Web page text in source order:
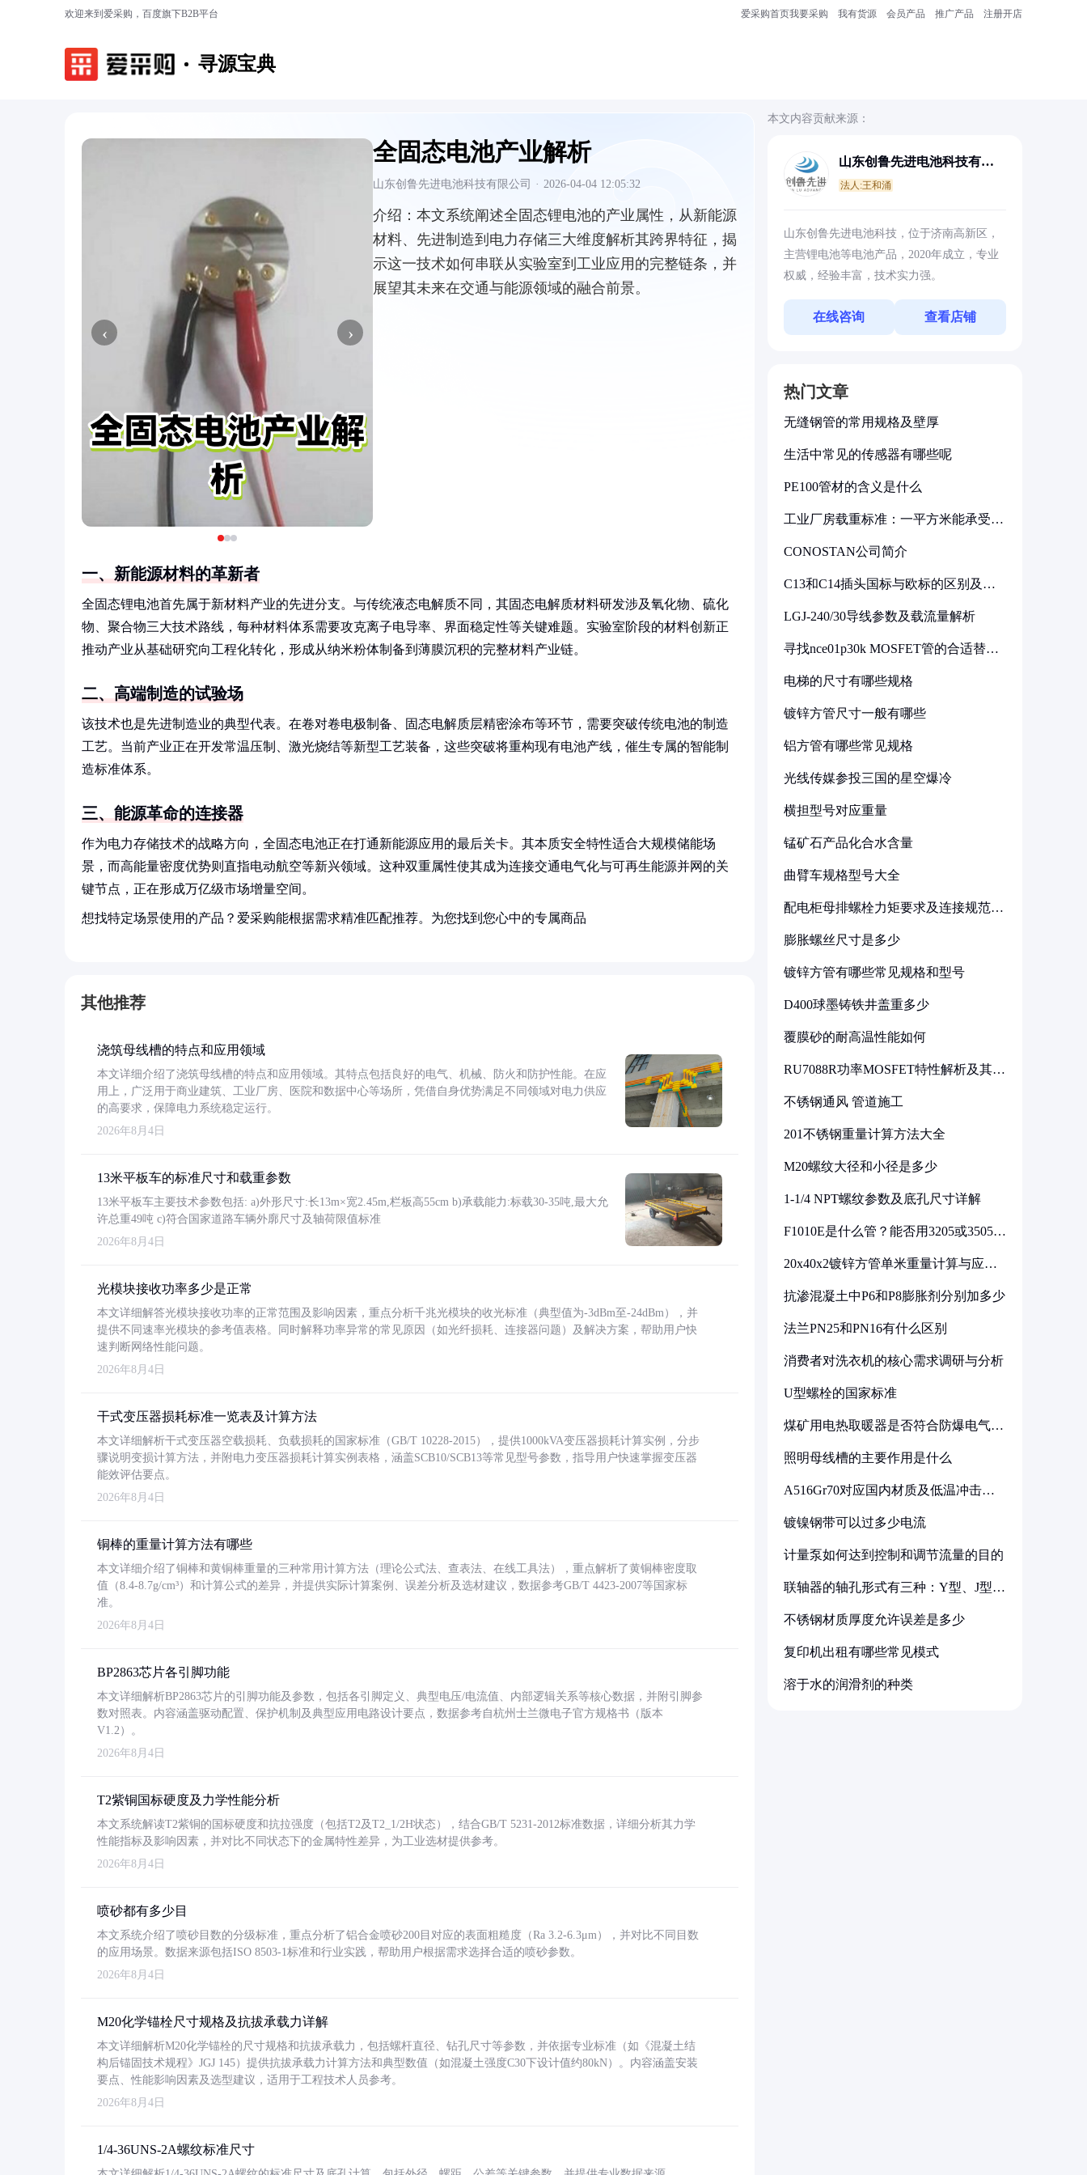
欢迎来到爱采购，百度旗下B2B平台 爱采购首页我要采购 我有货源 会员产品 推广产品 注册开店
寻源宝典
‹ ›
全固态电池产业解析
山东创鲁先进电池科技有限公司 · 2026-04-04 12:05:32
介绍： 本文系统阐述全固态锂电池的产业属性，从新能源
材料、先进制造到电力存储三大维度解析其跨界特征，揭
示这一技术如何串联从实验室到工业应用的完整链条，并
展望其未来在交通与能源领域的融合前景。
一、新能源材料的革新者
全固态锂电池首先属于新材料产业的先进分支。与传统液态电解质不同，其固态电解质材料研发涉及氧化物、硫化
物、聚合物三大技术路线，每种材料体系需要攻克离子电导率、界面稳定性等关键难题。实验室阶段的材料创新正
推动产业从基础研究向工程化转化，形成从纳米粉体制备到薄膜沉积的完整材料产业链。
二、高端制造的试验场
该技术也是先进制造业的典型代表。在卷对卷电极制备、固态电解质层精密涂布等环节，需要突破传统电池的制造
工艺。当前产业正在开发常温压制、激光烧结等新型工艺装备，这些突破将重构现有电池产线，催生专属的智能制
造标准体系。
三、能源革命的连接器
作为电力存储技术的战略方向，全固态电池正在打通新能源应用的最后关卡。其本质安全特性适合大规模储能场
景，而高能量密度优势则直指电动航空等新兴领域。这种双重属性使其成为连接交通电气化与可再生能源并网的关
键节点，正在形成万亿级市场增量空间。
想找特定场景使用的产品？爱采购能根据需求精准匹配推荐。为您找到您心中的专属商品
其他推荐
浇筑母线槽的特点和应用领域
本文详细介绍了浇筑母线槽的特点和应用领域。其特点包括良好的电气、机械、防火和防护性能。在应
用上，广泛用于商业建筑、工业厂房、医院和数据中心等场所，凭借自身优势满足不同领域对电力供应
的高要求，保障电力系统稳定运行。
2026年8月4日
13米平板车的标准尺寸和载重参数
13米平板车主要技术参数包括: a)外形尺寸:长13m×宽2.45m,栏板高55cm b)承载能力:标载30-35吨,最大允
许总重49吨 c)符合国家道路车辆外廓尺寸及轴荷限值标准
2026年8月4日
光模块接收功率多少是正常
本文详细解答光模块接收功率的正常范围及影响因素，重点分析千兆光模块的收光标准（典型值为-3dBm至-24dBm），并
提供不同速率光模块的参考值表格。同时解释功率异常的常见原因（如光纤损耗、连接器问题）及解决方案，帮助用户快
速判断网络性能问题。
2026年8月4日
干式变压器损耗标准一览表及计算方法
本文详细解析干式变压器空载损耗、负载损耗的国家标准（GB/T 10228-2015），提供1000kVA变压器损耗计算实例，分步
骤说明变损计算方法，并附电力变压器损耗计算实例表格，涵盖SCB10/SCB13等常见型号参数，指导用户快速掌握变压器
能效评估要点。
2026年8月4日
铜棒的重量计算方法有哪些
本文详细介绍了铜棒和黄铜棒重量的三种常用计算方法（理论公式法、查表法、在线工具法），重点解析了黄铜棒密度取
值（8.4-8.7g/cm³）和计算公式的差异，并提供实际计算案例、误差分析及选材建议，数据参考GB/T 4423-2007等国家标
准。
2026年8月4日
BP2863芯片各引脚功能
本文详细解析BP2863芯片的引脚功能及参数，包括各引脚定义、典型电压/电流值、内部逻辑关系等核心数据，并附引脚参
数对照表。内容涵盖驱动配置、保护机制及典型应用电路设计要点，数据参考自杭州士兰微电子官方规格书（版本
V1.2）。
2026年8月4日
T2紫铜国标硬度及力学性能分析
本文系统解读T2紫铜的国标硬度和抗拉强度（包括T2及T2_1/2H状态），结合GB/T 5231-2012标准数据，详细分析其力学
性能指标及影响因素，并对比不同状态下的金属特性差异，为工业选材提供参考。
2026年8月4日
喷砂都有多少目
本文系统介绍了喷砂目数的分级标准，重点分析了铝合金喷砂200目对应的表面粗糙度（Ra 3.2-6.3μm），并对比不同目数
的应用场景。数据来源包括ISO 8503-1标准和行业实践，帮助用户根据需求选择合适的喷砂参数。
2026年8月4日
M20化学锚栓尺寸规格及抗拔承载力详解
本文详细解析M20化学锚栓的尺寸规格和抗拔承载力，包括螺杆直径、钻孔尺寸等参数，并依据专业标准（如《混凝土结
构后锚固技术规程》JGJ 145）提供抗拔承载力计算方法和典型数值（如混凝土强度C30下设计值约80kN）。内容涵盖安装
要点、性能影响因素及选型建议，适用于工程技术人员参考。
2026年8月4日
1/4-36UNS-2A螺纹标准尺寸
本文内容贡献来源：
山东创鲁先进电池科技有限
法人:王和涌
山东创鲁先进电池科技，位于济南高新区，
主营锂电池等电池产品，2020年成立，专业
权威，经验丰富，技术实力强。
在线咨询 查看店铺
热门文章
无缝钢管的常用规格及壁厚
生活中常见的传感器有哪些呢
PE100管材的含义是什么
工业厂房载重标准：一平方米能承受多
CONOSTAN公司简介
C13和C14插头国标与欧标的区别及其
LGJ-240/30导线参数及载流量解析
寻找nce01p30k MOSFET管的合适替代
电梯的尺寸有哪些规格
镀锌方管尺寸一般有哪些
铝方管有哪些常见规格
光线传媒参投三国的星空爆冷
横担型号对应重量
锰矿石产品化合水含量
曲臂车规格型号大全
配电柜母排螺栓力矩要求及连接规范详
膨胀螺丝尺寸是多少
镀锌方管有哪些常见规格和型号
D400球墨铸铁井盖重多少
覆膜砂的耐高温性能如何
RU7088R功率MOSFET特性解析及其在
不锈钢通风 管道施工
201不锈钢重量计算方法大全
M20螺纹大径和小径是多少
1-1/4 NPT螺纹参数及底孔尺寸详解
F1010E是什么管？能否用3205或3505代
20x40x2镀锌方管单米重量计算与应用
抗渗混凝土中P6和P8膨胀剂分别加多少
法兰PN25和PN16有什么区别
消费者对洗衣机的核心需求调研与分析
U型螺栓的国家标准
煤矿用电热取暖器是否符合防爆电气设
照明母线槽的主要作用是什么
A516Gr70对应国内材质及低温冲击要
镀镍钢带可以过多少电流
计量泵如何达到控制和调节流量的目的
联轴器的轴孔形式有三种：Y型、J型、
不锈钢材质厚度允许误差是多少
复印机出租有哪些常见模式
溶于水的润滑剂的种类